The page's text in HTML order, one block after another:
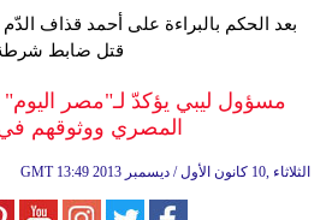
بعد الحكم بالبراءة على أحمد قذاف
قتل ضابط
مسؤول ليبي يؤكدّ لـ"مصر اليوم"
المصري ووثوقهم في
GMT 13:49 2013 الثلاثاء ,10 كانون الأول / ديسمبر